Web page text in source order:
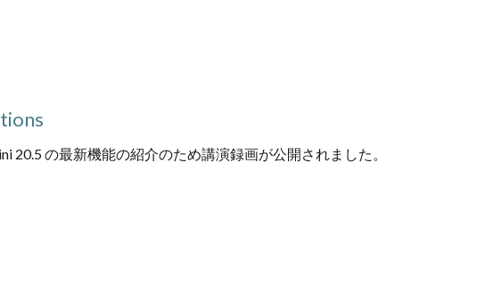
20.5 の最新機能の紹介のため講演録画が公開されました。